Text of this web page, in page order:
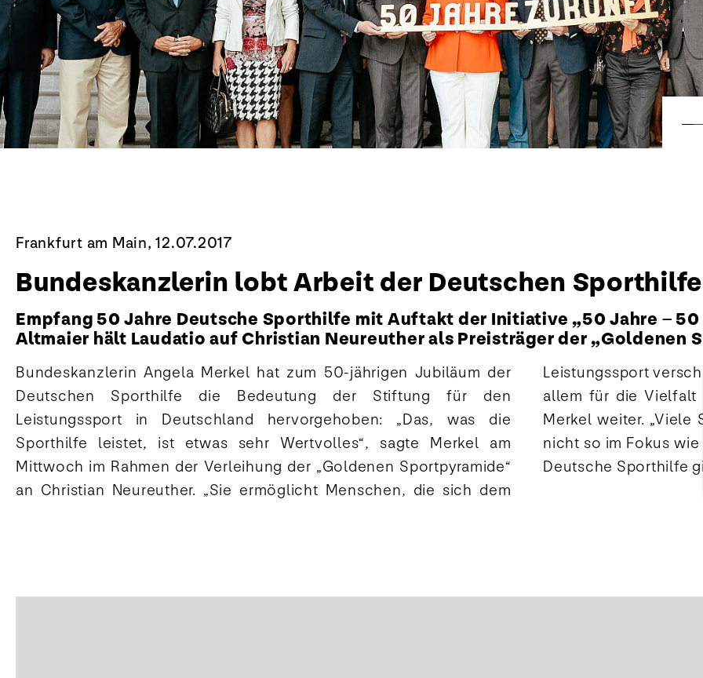
Frankfurt am Main, 12.07.2017
Bundeskanzlerin lobt Arbeit der Deutschen Sporthilfe
Empfang 50 Jahre Deutsche Sporthilfe mit Auftakt der Initiative „50 Jahre –
Altmaier hält Laudatio auf Christian Neureuther als Preisträger der „Goldenen
Bundeskanzlerin Angela Merkel hat zum 50-jährigen Jubiläum der
Deutschen Sporthilfe die Bedeutung der Stiftung für den
Leistungssport in Deutschland hervorgehoben: „Das, was die
Sporthilfe leistet, ist etwas sehr Wertvolles“, sagte Merkel am
Mittwoch im Rahmen der Verleihung der „Goldenen Sportpyramide“
an Christian Neureuther. „Sie ermöglicht Menschen, die sich dem
Leistungssport verschrieben haben, diesen ausüben zu können.“ Vor
allem für die Vielfalt des Sports sei die Sporthilfe unerlässlich, so
Merkel weiter. „Viele Sportarten haben viele Liebhaber, stehen aber
nicht so im Fokus wie der Fußball. Deshalb ist es wichtig, dass es die
Deutsche Sporthilfe